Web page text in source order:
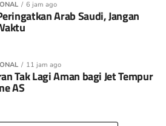
6 jam ago
Arab Saudi, Jangan
11 jam ago
Tak Lagi Aman bagi Jet Tempur
AS